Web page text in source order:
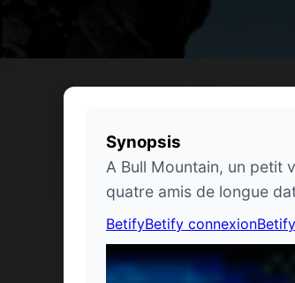
Synopsis
A Bull Mountain, un petit
quatre amis de longue
BetifyBetify connexion